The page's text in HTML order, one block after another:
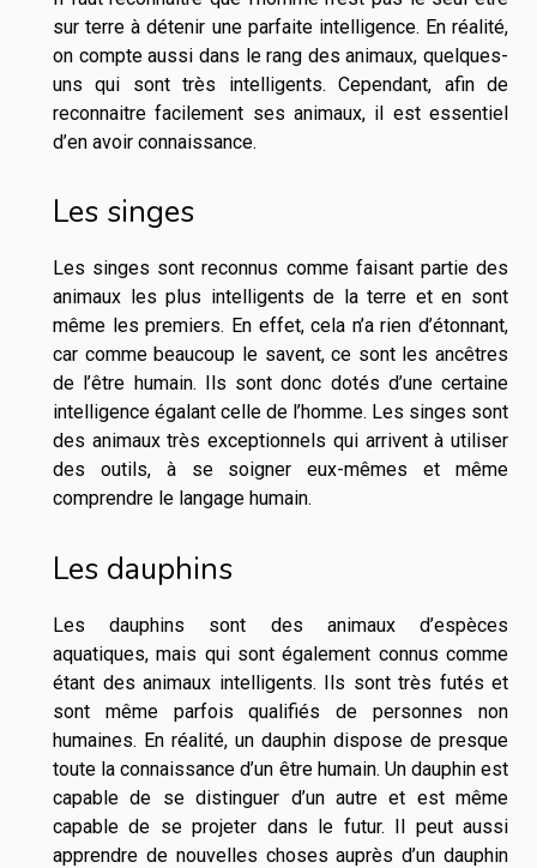
sur terre à détenir une parfaite intelligence. En réalité,
on compte aussi dans le rang des animaux, quelques-
uns qui sont très intelligents. Cependant, afin de
reconnaitre facilement ses animaux, il est essentiel
d’en avoir connaissance.
Les singes
Les singes sont reconnus comme faisant partie des
animaux les plus intelligents de la terre et en sont
même les premiers. En effet, cela n’a rien d’étonnant,
car comme beaucoup le savent, ce sont les ancêtres
de l’être humain. Ils sont donc dotés d’une certaine
intelligence égalant celle de l’homme. Les singes sont
des animaux très exceptionnels qui arrivent à utiliser
des outils, à se soigner eux-mêmes et même
comprendre le langage humain.
Les dauphins
Les dauphins sont des animaux d’espèces
aquatiques, mais qui sont également connus comme
étant des animaux intelligents. Ils sont très futés et
sont même parfois qualifiés de personnes non
humaines. En réalité, un dauphin dispose de presque
toute la connaissance d’un être humain. Un dauphin est
capable de se distinguer d’un autre et est même
capable de se projeter dans le futur. Il peut aussi
apprendre de nouvelles choses auprès d’un dauphin